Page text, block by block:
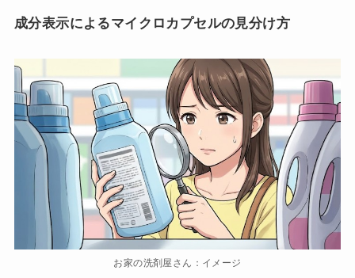
成分表示によるマイクロカプセルの見分け方
お家の洗剤屋さん：イメージ